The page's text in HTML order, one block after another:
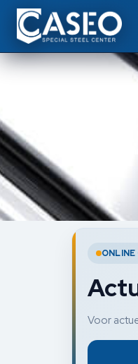
ONLINE
Voor